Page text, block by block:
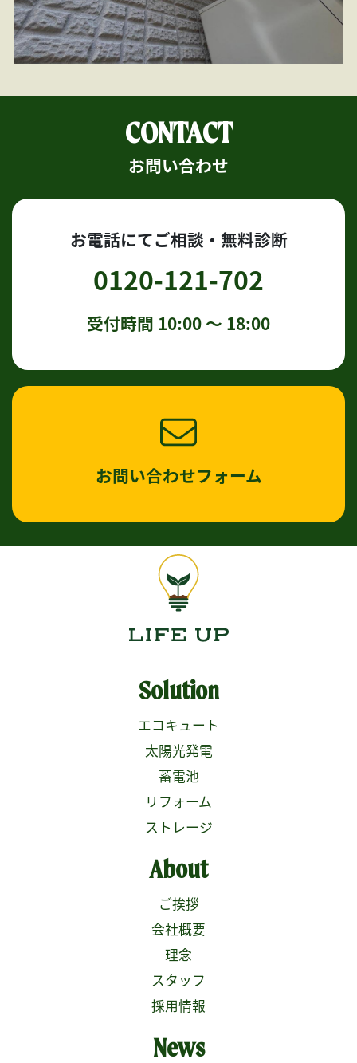
CONTACT
お問い合わせ
お電話にてご相談・無料診断
0120-121-702
受付時間 10:00 〜 18:00
お問い合わせフォーム
Solution
エコキュート
太陽光発電
蓄電池
リフォーム
ストレージ
About
ご挨拶
会社概要
理念
スタッフ
採用情報
News